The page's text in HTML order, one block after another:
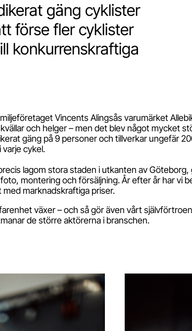
gäng cyklister
förse fler cyklister
konkurrenskraftiga
Vincents Alingsås varumärket
och helger – men det blev något mycket
gäng på 9 personer och tillverkar ungefär
varje cykel.
lagom stora staden i utkanten av Göteborg,
montering och försäljning. År efter år har vi
marknadskraftiga priser.
växer – och så gör även vårt
de större aktörerna i branschen.